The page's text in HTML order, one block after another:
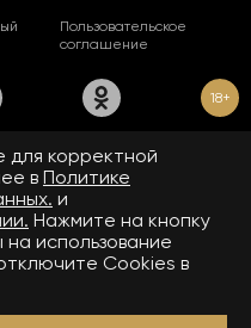
Пользовательское
соглашение
18+
технологии. Подробнее
технологий.
«www.matchtv.ru»
в сфере связи,
(Роскомнадзор).
информации ЭЛ № ФС 77 - 72390
«www.matchtv.ru»: ООО
редактор СМИ сетевого издания
для корректной
в Политике
и
Нажмите на кнопку
использование
Cookies в